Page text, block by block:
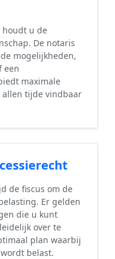
houdt u de
De notaris
mogelijkheden,
een
maximale
tijde vindbaar
de fiscus om de
Er gelden
die u kunt
over te
plan waarbij
belast.